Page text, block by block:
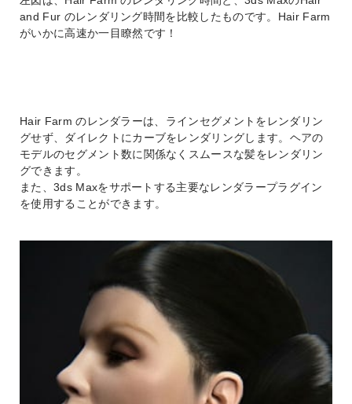
and Fur のレンダリング時間を比較したものです。Hair Farm
がいかに高速か一目瞭然です！
Hair Farm のレンダラーは、ラインセグメントをレンダリン
グせず、ダイレクトにカーブをレンダリングします。ヘアの
モデルのセグメント数に関係なくスムースな髪をレンダリン
グできます。
また、3ds Maxをサポートする主要なレンダラープラグイン
を使用することができます。